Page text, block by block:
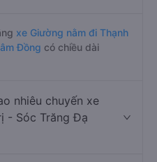
xe Giường nằm đi Thạnh
Đồng có chiều dài
nhiêu chuyến xe
- Sóc Trăng Đạ